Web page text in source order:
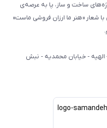
ساخت و ساز، پا به عرصه‌ی
شعار «هنر ما ارزان فروشی ماست»
- خیابان محمدیه - نبش